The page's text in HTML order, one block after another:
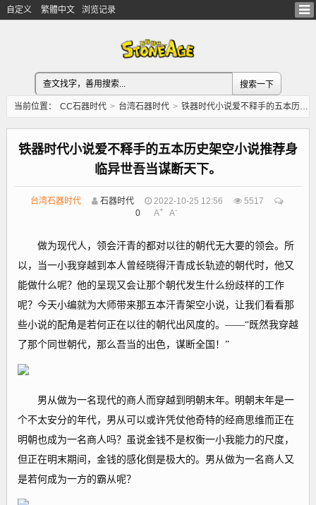
自定义 繁體中文 浏览记录
当前位置： CC石器时代 > 台湾石器时代 > 铁器时代小说爱不释手的五本历史架空小说推荐身临异世吾当谋断天下。
铁器时代小说爱不释手的五本历史架空小说推荐身
临异世吾当谋断天下。
台湾石器时代 石器时代 2022-10-25 12:56
5517
0
A+ A-
做为现代人，领会汗青的都对以往的朝代无大要的领会。所
以，当一小我穿越到本人曾经晓得汗青成长轨迹的朝代时，他又
能做什么呢？他的呈现又会让那个朝代发生什么纷歧样的工作
呢？今天小编就为大师带来那五本汗青架空小说，让我们看看那
些小说的配角是若何正在以往的朝代出风度的。——“既然我穿越
了那个同世朝代，那么吾当的出色，谋断全国！”
男从做为一名现代的商人而穿越到明朝末年。明朝末年是一
个不太安分的年代，男从可以或许凭仗他奇特的经商思维而正在
明朝也成为一名商人吗？虽说金钱不是权衡一小我能力的尺度，
但正在明末期间，金钱的感化倒是极大的。男从做为一名商人又
是若何成为一方的霸从呢？